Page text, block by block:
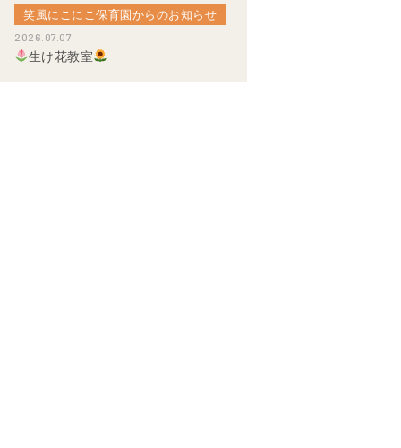
笑風にこにこ保育園からのお知らせ
2026.07.07
生け花教室